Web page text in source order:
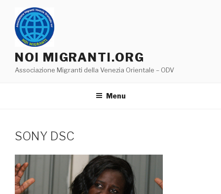
contenuto
NOI MIGRANTI.ORG
Associazione Migranti della Venezia Orientale – ODV
Menu
SONY DSC